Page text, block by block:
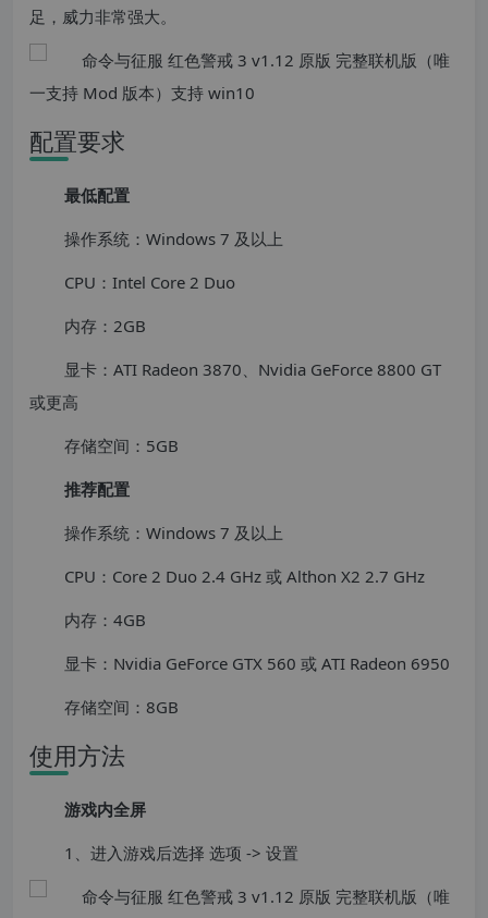
足，威力非常强大。
配置要求
最低配置
操作系统：Windows 7 及以上
CPU：Intel Core 2 Duo
内存：2GB
显卡：ATI Radeon 3870、Nvidia GeForce 8800 GT
或更高
存储空间：5GB
推荐配置
操作系统：Windows 7 及以上
CPU：Core 2 Duo 2.4 GHz 或 Althon X2 2.7 GHz
内存：4GB
显卡：Nvidia GeForce GTX 560 或 ATI Radeon 6950
存储空间：8GB
使用方法
游戏内全屏
1、进入游戏后选择 选项 -> 设置